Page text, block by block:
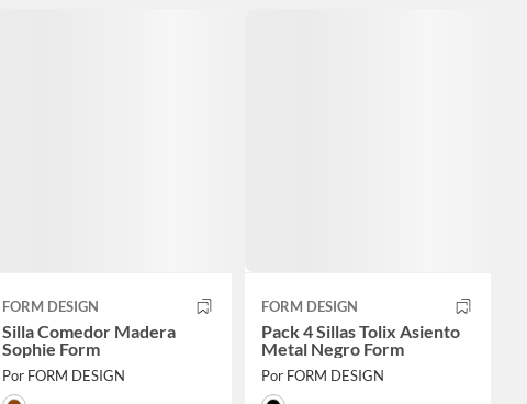
FORM DESIGN
Silla Comedor Madera
Sophie Form
Por FORM DESIGN
FORM DESIGN
Pack 4 Sillas Tolix Asiento
Metal Negro Form
Por FORM DESIGN